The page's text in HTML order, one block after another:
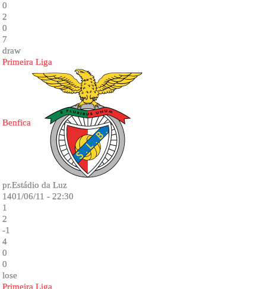
0
2
0
7
draw
Primeira Liga
Benfica
pr.Estádio da Luz
1401/06/11 - 22:30
1
2
-1
4
0
0
lose
Primeira Liga